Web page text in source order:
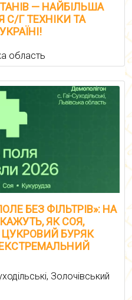
— НАЙБІЛЬША
С/Г ТЕХНІКИ ТА
область
БЕЗ ФІЛЬТРІВ»: НА
ЯК СОЯ,
ЦУКРОВИЙ БУРЯК
Золочівський